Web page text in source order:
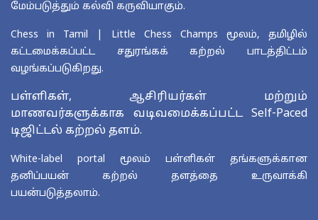
மேம்படுத்தும் கல்வி கருவியாகும்.
Chess in Tamil | Little Chess Champs மூலம், தமிழில்
கட்டமைக்கப்பட்ட சதுரங்கக் கற்றல் பாடத்திட்டம்
வழங்கப்படுகிறது.
பள்ளிகள், ஆசிரியர்கள் மற்றும்
மாணவர்களுக்காக வடிவமைக்கப்பட்ட Self-Paced
டிஜிட்டல் கற்றல் தளம்.
White-label portal மூலம் பள்ளிகள் தங்களுக்கான
தனிப்பயன் கற்றல் தளத்தை உருவாக்கி
பயன்படுத்தலாம்.